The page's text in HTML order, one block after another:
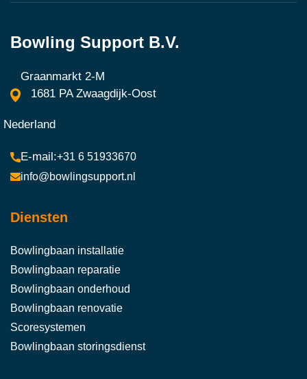
Bowling Support B.V.
Graanmarkt 2-M
1681 PA Zwaagdijk-Oost
Nederland
+31 6 51933670
info@bowlingsupport.nl
Diensten
Bowlingbaan installatie
Bowlingbaan reparatie
Bowlingbaan onderhoud
Bowlingbaan renovatie
Scoresystemen
Bowlingbaan storingsdienst